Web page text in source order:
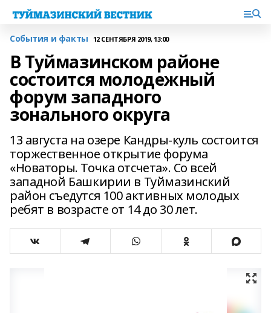
События и факты 12 СЕНТЯБРЯ 2019, 13:00
В Туймазинском районе
состоится молодежный
форум западного
зонального округа
13 августа на озере Кандры-куль состоится
торжественное открытие форума
«Новаторы. Точка отсчета». Со всей
западной Башкирии в Туймазинский
район съедутся 100 активных молодых
ребят в возрасте от 14 до 30 лет.